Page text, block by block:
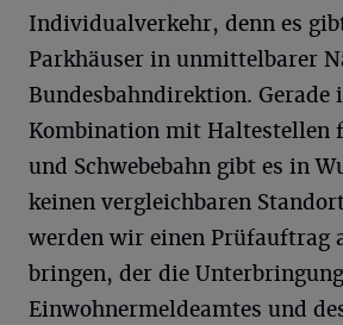
Individualverkehr, denn es
Parkhäuser in unmittelbarer
Bundesbahndirektion. Gerade
Kombination mit Haltestellen
und Schwebebahn gibt es in
keinen vergleichbaren
werden wir einen Prüfauftrag
bringen, der die
Einwohnermeldeamtes und